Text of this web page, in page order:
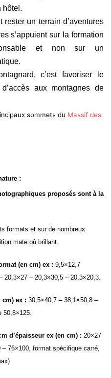
hôtel.
rester un terrain d’aventures
s’appuient sur la formation
et non sur un
c’est favoriser le
aux montagnes de
sommets du Massif des
:
proposés sont à la
formats et sur de nombreux
mate où brillant.
(en cm) ex : 9,5×12,7
20,3×27 – 20,3×30,5 – 20,3×20,3.
cm) ex : 30,5×40,7 – 38,1×50,8 –
50,8×125.
d’épaisseur ex (en cm) : 20×27
76×100, format spécifique carré,